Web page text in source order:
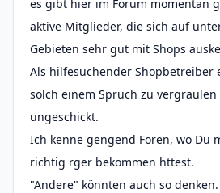
es gibt hier im Forum momentan
aktive Mitglieder, die sich auf
Gebieten sehr gut mit Shops
Als hilfesuchender Shopbetreiber
solch einem Spruch zu
ungeschickt.
Ich kenne gengend Foren, wo Du
richtig rger bekommen httest.
"Andere" könnten auch so denken.